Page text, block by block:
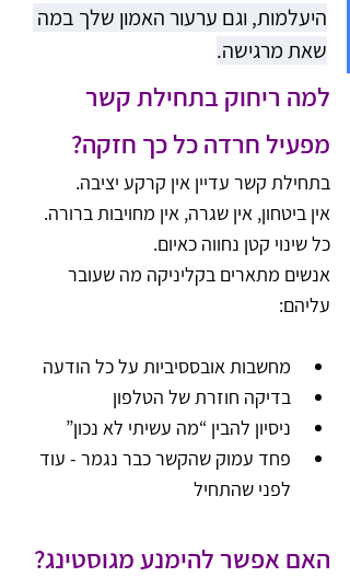
היעלמות, וגם ערעור האמון שלך במה
שאת מרגישה.
למה ריחוק בתחילת קשר
מפעיל חרדה כל כך חזקה?
בתחילת קשר עדיין אין קרקע יציבה.
אין ביטחון, אין שגרה, אין מחויבות ברורה.
כל שינוי קטן נחווה כאיום.
אנשים מתארים בקליניקה מה שעובר
עליהם:
מחשבות אובססיביות על כל הודעה
בדיקה חוזרת של הטלפון
ניסיון להבין “מה עשיתי לא נכון”
פחד עמוק שהקשר כבר נגמר - עוד
לפני שהתחיל
האם אפשר להימנע מגוסטינג?